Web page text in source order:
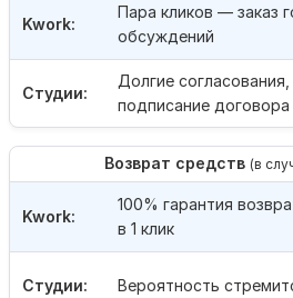
Студии:
Долгие
подписание договора
Kwork:
Пара кликов — заказ
обсуждений
Возврат средств (в
Студии: Вероятность
Kwork:
100% гарантия
в 1 клик